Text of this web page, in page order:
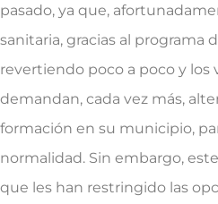
pasado, ya que,
sanitaria, gracias al programa
revertiendo poco a poco y los
demandan, cada vez más,
formación en su municipio,
normalidad. Sin embargo,
que les han restringido las